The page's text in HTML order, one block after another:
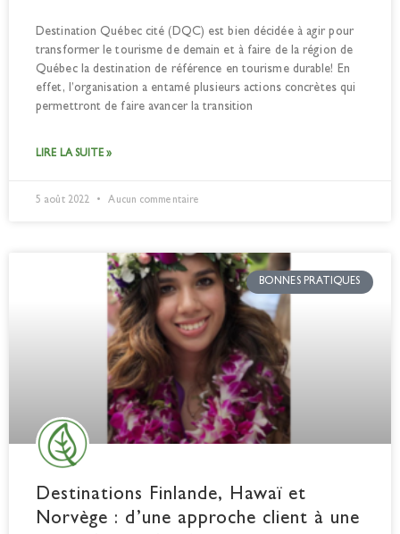
Destination Québec cité (DQC) est bien décidée à agir pour
transformer le tourisme de demain et à faire de la région de
Québec la destination de référence en tourisme durable! En
effet, l’organisation a entamé plusieurs actions concrètes qui
permettront de faire avancer la transition
LIRE LA SUITE »
5 août 2022 Aucun commentaire
BONNES PRATIQUES
Destinations Finlande, Hawaï et
Norvège : d’une approche client à une